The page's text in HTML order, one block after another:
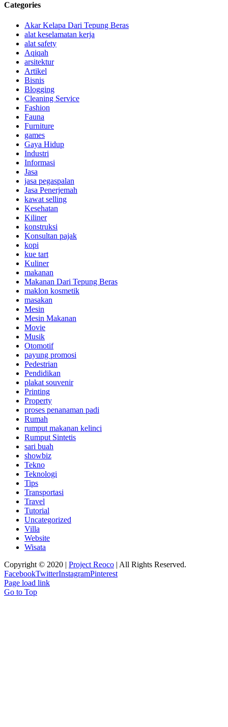
Categories
Akar Kelapa Dari Tepung Beras
alat keselamatan kerja
alat safety
Aqiqah
arsitektur
Artikel
Bisnis
Blogging
Cleaning Service
Fashion
Fauna
Furniture
games
Gaya Hidup
Industri
Informasi
Jasa
jasa pegaspalan
Jasa Penerjemah
kawat selling
Kesehatan
Kiliner
konstruksi
Konsultan pajak
kopi
kue tart
Kuliner
makanan
Makanan Dari Tepung Beras
maklon kosmetik
masakan
Mesin
Mesin Makanan
Movie
Musik
Otomotif
payung promosi
Pedestrian
Pendidikan
plakat souvenir
Printing
Property
proses penanaman padi
Rumah
rumput makanan kelinci
Rumput Sintetis
sari buah
showbiz
Tekno
Teknologi
Tips
Transportasi
Travel
Tutorial
Uncategorized
Villa
Website
Wisata
Copyright © 2020 | Project Reoco | All Rights Reserved.
FacebookTwitterInstagramPinterest
Page load link
Go to Top